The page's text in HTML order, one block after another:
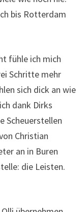
Christian
die Leisten.
übernehmen
jetzt schon nach
wir tatsächlich
es überhaupt
wir uns alle
am Team 11
Frau ein – aber